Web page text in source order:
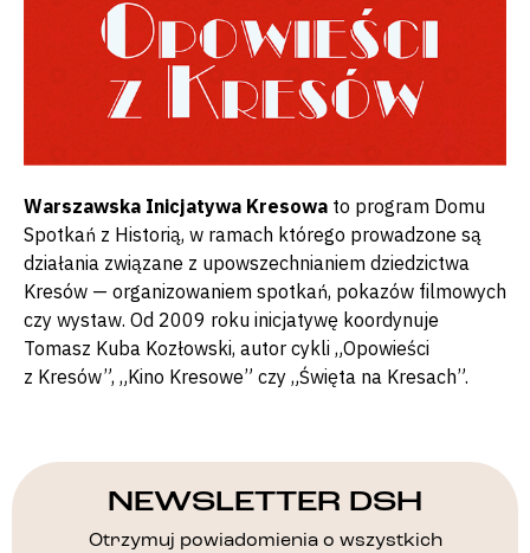
Warszawska Inicjatywa Kresowa to program Domu
Spotkań z Historią, w ramach którego prowadzone są
działania związane z upowszechnianiem dziedzictwa
Kresów — organizowaniem spotkań, pokazów filmowych
czy wystaw. Od 2009 roku inicjatywę koordynuje
Tomasz Kuba Kozłowski, autor cykli „Opowieści
z Kresów”, „Kino Kresowe” czy „Święta na Kresach”.
NEWSLETTER DSH
Otrzymuj powiadomienia o wszystkich